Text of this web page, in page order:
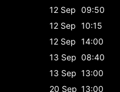
12 Sep 09:50
12 Sep 10:15
12 Sep 14:00
13 Sep 08:40
13 Sep 13:00
20 Sep 13:00